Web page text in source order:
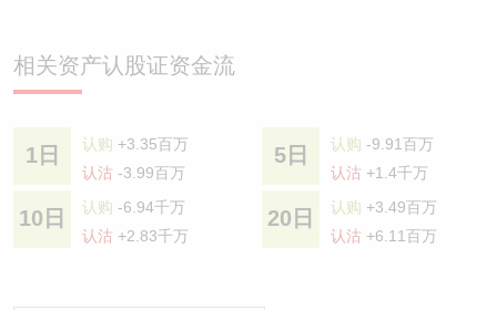
相关资产认股证资金流
1日 认购 +3.35百万
认沽 -3.99百万
5日 认购 -9.91百万
认沽 +1.4千万
10日 认购 -6.94千万
认沽 +2.83千万
20日 认购 +3.49百万
认沽 +6.11百万